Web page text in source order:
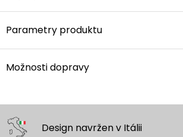
Parametry produktu
Možnosti dopravy
Design navrženv Itálii